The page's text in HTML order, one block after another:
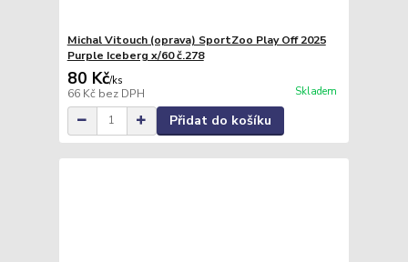
Michal Vitouch (oprava) SportZoo Play Off 2025
Purple Iceberg x/60 č.278
80 Kč/ks
66 Kč bez DPH Skladem
Přidat do košíku